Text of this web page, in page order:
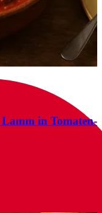
Lamm in Tomaten-